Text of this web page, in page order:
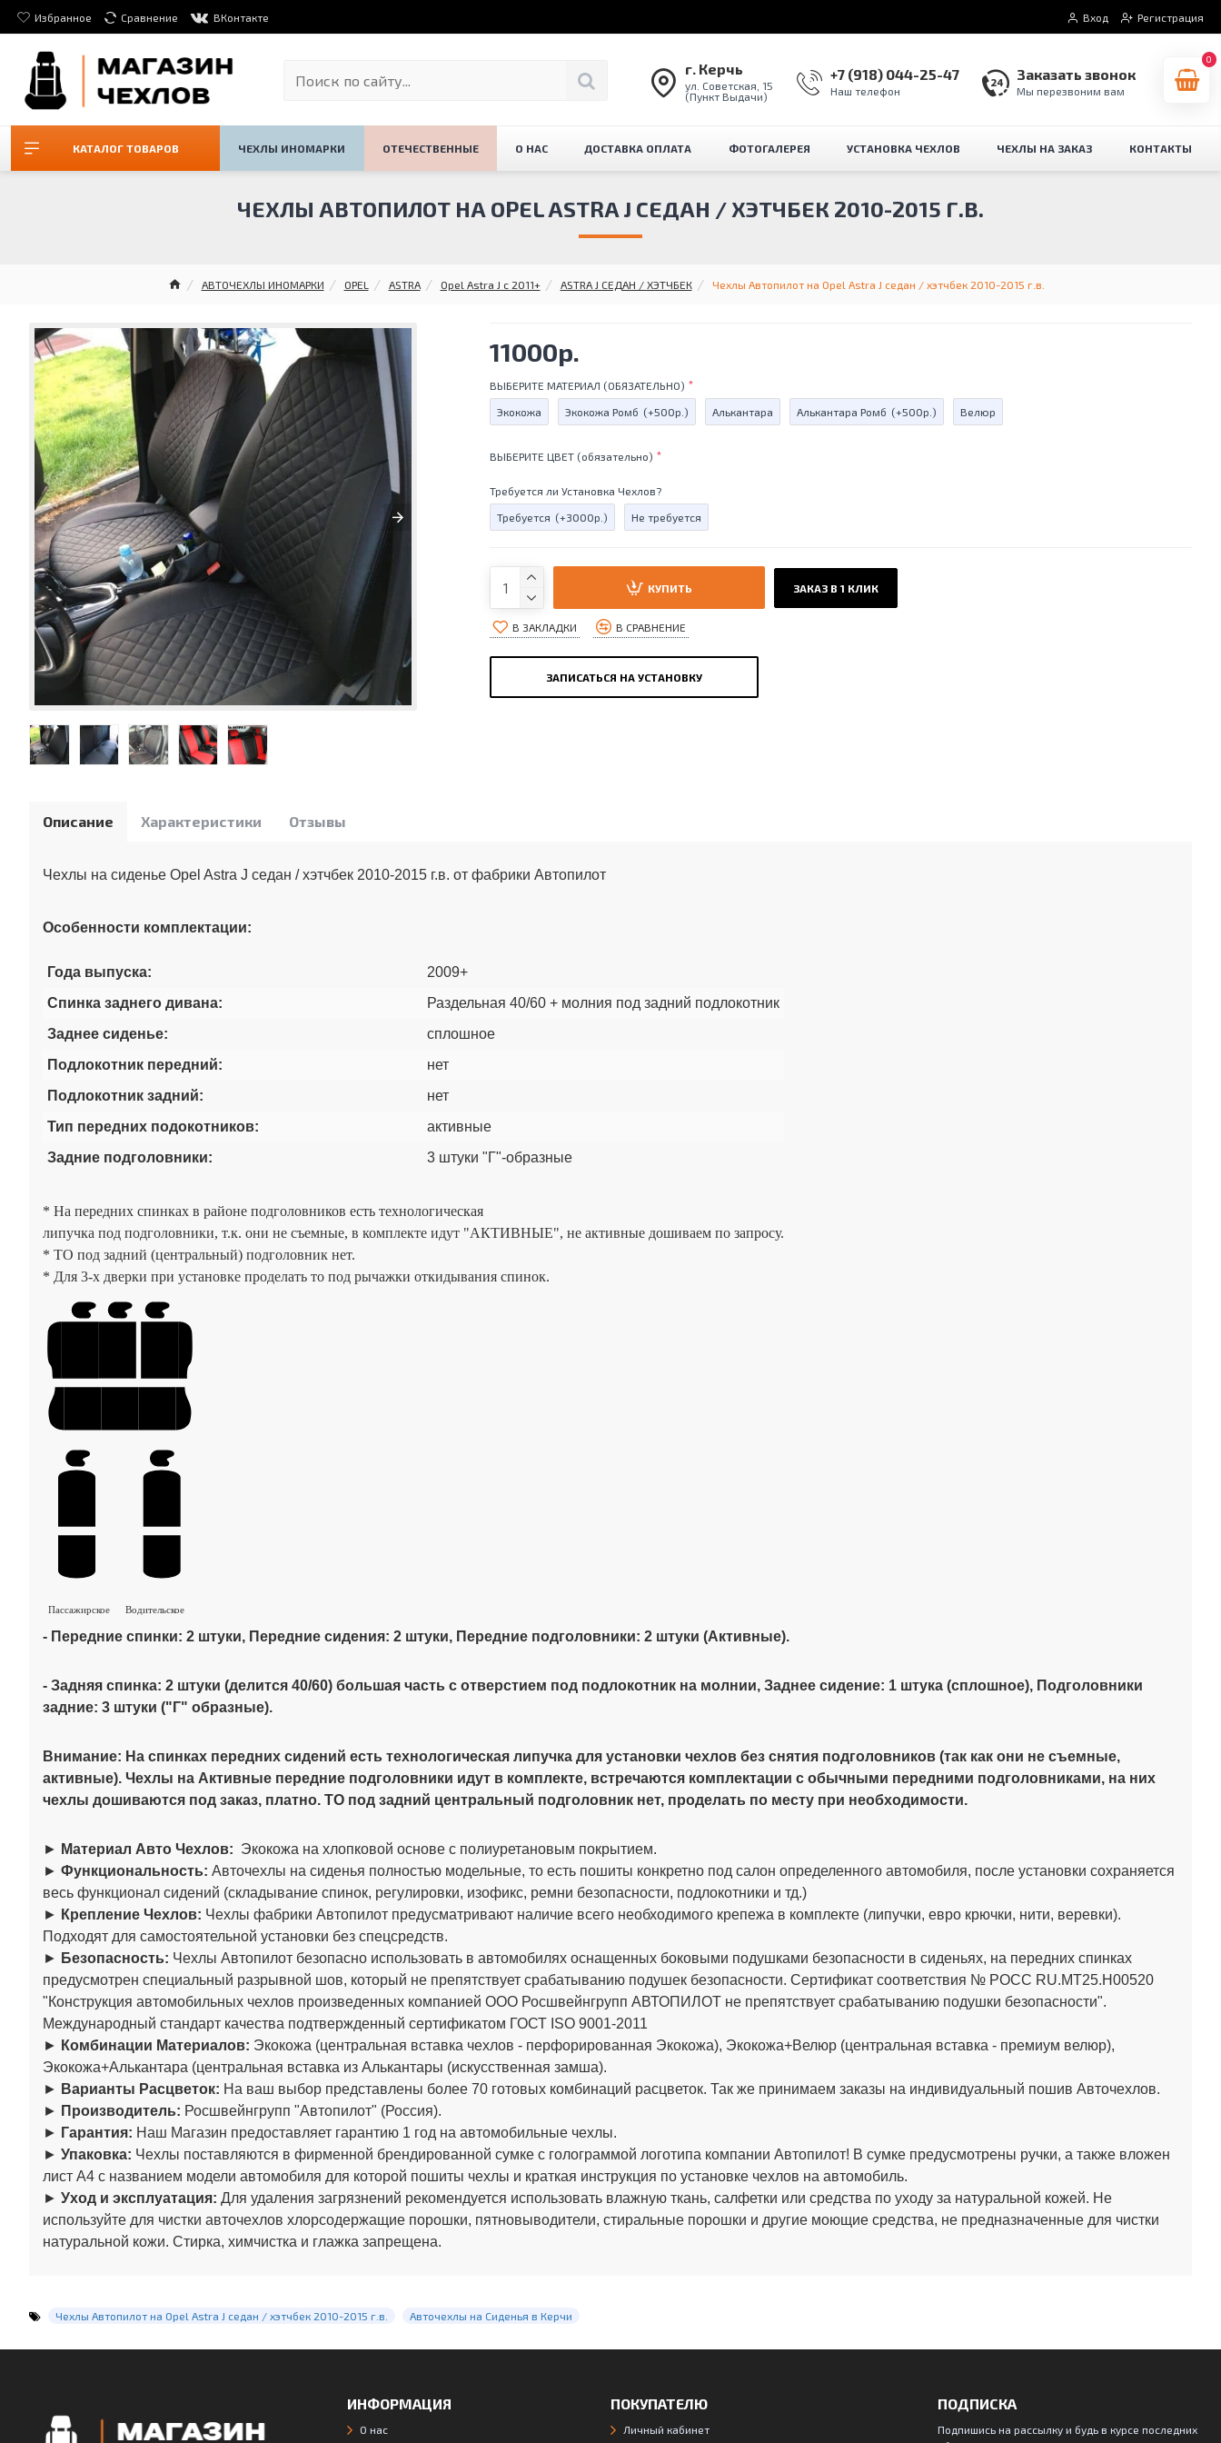
Избранное Сравнение ВКонтакте Вход Регистрация
г. Керчь
ул. Советская, 15
(Пункт Выдачи)
+7 (918) 044-25-47
Наш телефон
Заказать звонок
Мы перезвоним вам
0
КАТАЛОГ ТОВАРОВ ЧЕХЛЫ ИНОМАРКИ ОТЕЧЕСТВЕННЫЕ О НАС ДОСТАВКА ОПЛАТА ФОТОГАЛЕРЕЯ УСТАНОВКА ЧЕХЛОВ ЧЕХЛЫ НА ЗАКАЗ КОНТАКТЫ
АВТОЧЕХЛЫ ИНОМАРКИ OPEL ASTRA Opel Astra J с 2011+ ASTRA J СЕДАН / ХЭТЧБЕК Чехлы Автопилот на Opel Astra J седан / хэтчбек 2010-2015 г.в.
ЧЕХЛЫ АВТОПИЛОТ НА OPEL ASTRA J СЕДАН / ХЭТЧБЕК 2010-2015 Г.В.
11000р.
ВЫБЕРИТЕ МАТЕРИАЛ (ОБЯЗАТЕЛЬНО)
Экокожа Экокожа Ромб (+500р.) Алькантара Алькантара Ромб (+500р.) Велюр
ВЫБЕРИТЕ ЦВЕТ (обязательно)
Требуется ли Установка Чехлов?
Требуется (+3000р.) Не требуется
КУПИТЬ ЗАКАЗ В 1 КЛИК
В ЗАКЛАДКИ В СРАВНЕНИЕ
ЗАПИСАТЬСЯ НА УСТАНОВКУ
Описание Характеристики Отзывы
Чехлы на сиденье Opel Astra J седан / хэтчбек 2010-2015 г.в. от фабрики Автопилот
Особенности комплектации:
Года выпуска:
2009+
Спинка заднего дивана:
Раздельная 40/60 + молния под задний подлокотник
Заднее сиденье:
сплошное
Подлокотник передний:
нет
Подлокотник задний:
нет
Тип передних подокотников:
активные
Задние подголовники:
3 штуки "Г"-образные
* На передних спинках в районе подголовников есть технологическая
липучка под подголовники, т.к. они не съемные, в комплекте идут "АКТИВНЫЕ", не активные дошиваем по запросу.
* ТО под задний (центральный) подголовник нет.
* Для 3-х дверки при установке проделать то под рычажки откидывания спинок.
Пассажирское Водительское
- Передние спинки: 2 штуки, Передние сидения: 2 штуки, Передние подголовники: 2 штуки (Активные).
- Задняя спинка: 2 штуки (делится 40/60) большая часть с отверстием под подлокотник на молнии, Заднее сидение: 1 штука (сплошное), Подголовники
задние: 3 штуки ("Г" образные).
Внимание: На спинках передних сидений есть технологическая липучка для установки чехлов без снятия подголовников (так как они не съемные,
активные). Чехлы на Активные передние подголовники идут в комплекте, встречаются комплектации с обычными передними подголовниками, на них
чехлы дошиваются под заказ, платно. ТО под задний центральный подголовник нет, проделать по месту при необходимости.
► Материал Авто Чехлов: Экокожа на хлопковой основе с полиуретановым покрытием.
► Функциональность: Авточехлы на сиденья полностью модельные, то есть пошиты конкретно под салон определенного автомобиля, после установки сохраняется
весь функционал сидений (складывание спинок, регулировки, изофикс, ремни безопасности, подлокотники и тд.)
► Крепление Чехлов: Чехлы фабрики Автопилот предусматривают наличие всего необходимого крепежа в комплекте (липучки, евро крючки, нити, веревки).
Подходят для самостоятельной установки без спецсредств.
► Безопасность: Чехлы Автопилот безопасно использовать в автомобилях оснащенных боковыми подушками безопасности в сиденьях, на передних спинках
предусмотрен специальный разрывной шов, который не препятствует срабатыванию подушек безопасности. Сертификат соответствия № РОСС RU.МТ25.Н00520
"Конструкция автомобильных чехлов произведенных компанией ООО Росшвейнгрупп АВТОПИЛОТ не препятствует срабатыванию подушки безопасности".
Международный стандарт качества подтвержденный сертификатом ГОСТ ISO 9001-2011
► Комбинации Материалов: Экокожа (центральная вставка чехлов - перфорированная Экокожа), Экокожа+Велюр (центральная вставка - премиум велюр),
Экокожа+Алькантара (центральная вставка из Алькантары (искусственная замша).
► Варианты Расцветок: На ваш выбор представлены более 70 готовых комбинаций расцветок. Так же принимаем заказы на индивидуальный пошив Авточехлов.
► Производитель: Росшвейнгрупп "Автопилот" (Россия).
► Гарантия: Наш Магазин предоставляет гарантию 1 год на автомобильные чехлы.
► Упаковка: Чехлы поставляются в фирменной брендированной сумке с голограммой логотипа компании Автопилот! В сумке предусмотрены ручки, а также вложен
лист А4 с названием модели автомобиля для которой пошиты чехлы и краткая инструкция по установке чехлов на автомобиль.
► Уход и эксплуатация: Для удаления загрязнений рекомендуется использовать влажную ткань, салфетки или средства по уходу за натуральной кожей. Не
используйте для чистки авточехлов хлорсодержащие порошки, пятновыводители, стиральные порошки и другие моющие средства, не предназначенные для чистки
натуральной кожи. Стирка, химчистка и глажка запрещена.
Чехлы Автопилот на Opel Astra J седан / хэтчбек 2010-2015 г.в. Авточехлы на Сиденья в Керчи
ИНФОРМАЦИЯ
О нас
ПОКУПАТЕЛЮ
Личный кабинет
ПОДПИСКА
Подпишись на рассылку и будь в курсе последних